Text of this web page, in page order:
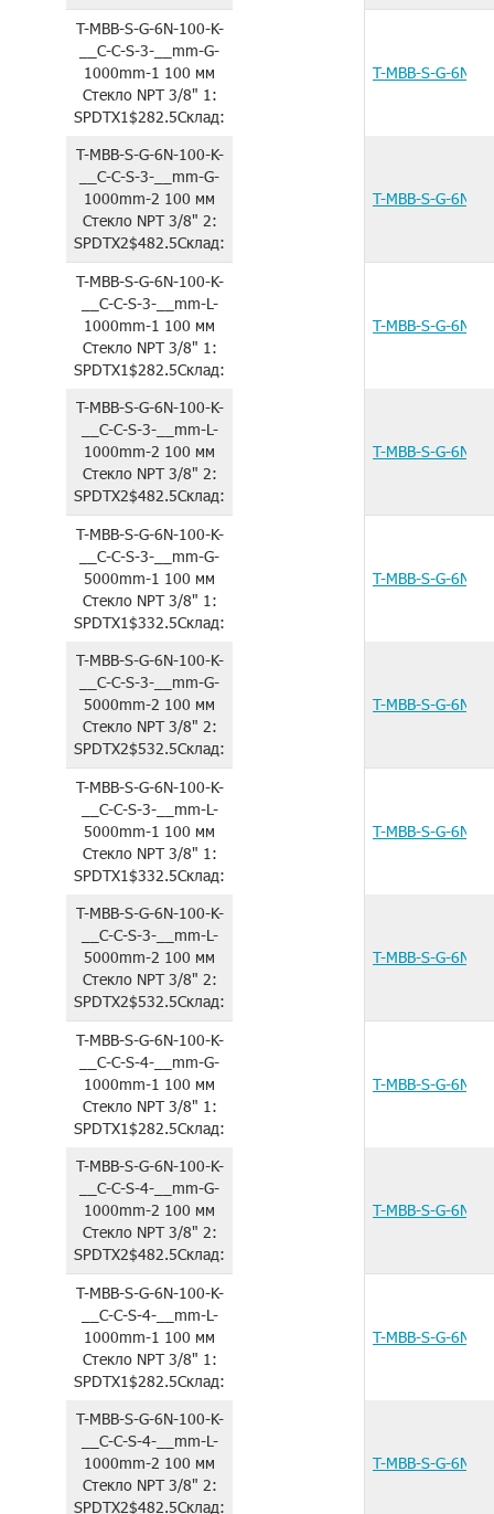
T-MBB-S-G-6N-100-K-
__C-C-S-3-__mm-G-
1000mm-1 100 мм
СтеклоNPT 3/8" 1:
SPDTX1$282.5Склад:
T-MBB-S-G-6N-
T-MBB-S-G-6N-100-K-
__C-C-S-3-__mm-G-
1000mm-2 100 мм
СтеклоNPT 3/8" 2:
SPDTX2$482.5Склад:
T-MBB-S-G-6N-
T-MBB-S-G-6N-100-K-
__C-C-S-3-__mm-L-
1000mm-1 100 мм
СтеклоNPT 3/8" 1:
SPDTX1$282.5Склад:
T-MBB-S-G-6N-
T-MBB-S-G-6N-100-K-
__C-C-S-3-__mm-L-
1000mm-2 100 мм
СтеклоNPT 3/8" 2:
SPDTX2$482.5Склад:
T-MBB-S-G-6N-
T-MBB-S-G-6N-100-K-
__C-C-S-3-__mm-G-
5000mm-1 100 мм
СтеклоNPT 3/8" 1:
SPDTX1$332.5Склад:
T-MBB-S-G-6N-
T-MBB-S-G-6N-100-K-
__C-C-S-3-__mm-G-
5000mm-2 100 мм
СтеклоNPT 3/8" 2:
SPDTX2$532.5Склад:
T-MBB-S-G-6N-
T-MBB-S-G-6N-100-K-
__C-C-S-3-__mm-L-
5000mm-1 100 мм
СтеклоNPT 3/8" 1:
SPDTX1$332.5Склад:
T-MBB-S-G-6N-
T-MBB-S-G-6N-100-K-
__C-C-S-3-__mm-L-
5000mm-2 100 мм
СтеклоNPT 3/8" 2:
SPDTX2$532.5Склад:
T-MBB-S-G-6N-
T-MBB-S-G-6N-100-K-
__C-C-S-4-__mm-G-
1000mm-1 100 мм
СтеклоNPT 3/8" 1:
SPDTX1$282.5Склад:
T-MBB-S-G-6N-
T-MBB-S-G-6N-100-K-
__C-C-S-4-__mm-G-
1000mm-2 100 мм
СтеклоNPT 3/8" 2:
SPDTX2$482.5Склад:
T-MBB-S-G-6N-
T-MBB-S-G-6N-100-K-
__C-C-S-4-__mm-L-
1000mm-1 100 мм
СтеклоNPT 3/8" 1:
SPDTX1$282.5Склад:
T-MBB-S-G-6N-
T-MBB-S-G-6N-100-K-
__C-C-S-4-__mm-L-
1000mm-2 100 мм
СтеклоNPT 3/8" 2:
SPDTX2$482.5Склад:
T-MBB-S-G-6N-